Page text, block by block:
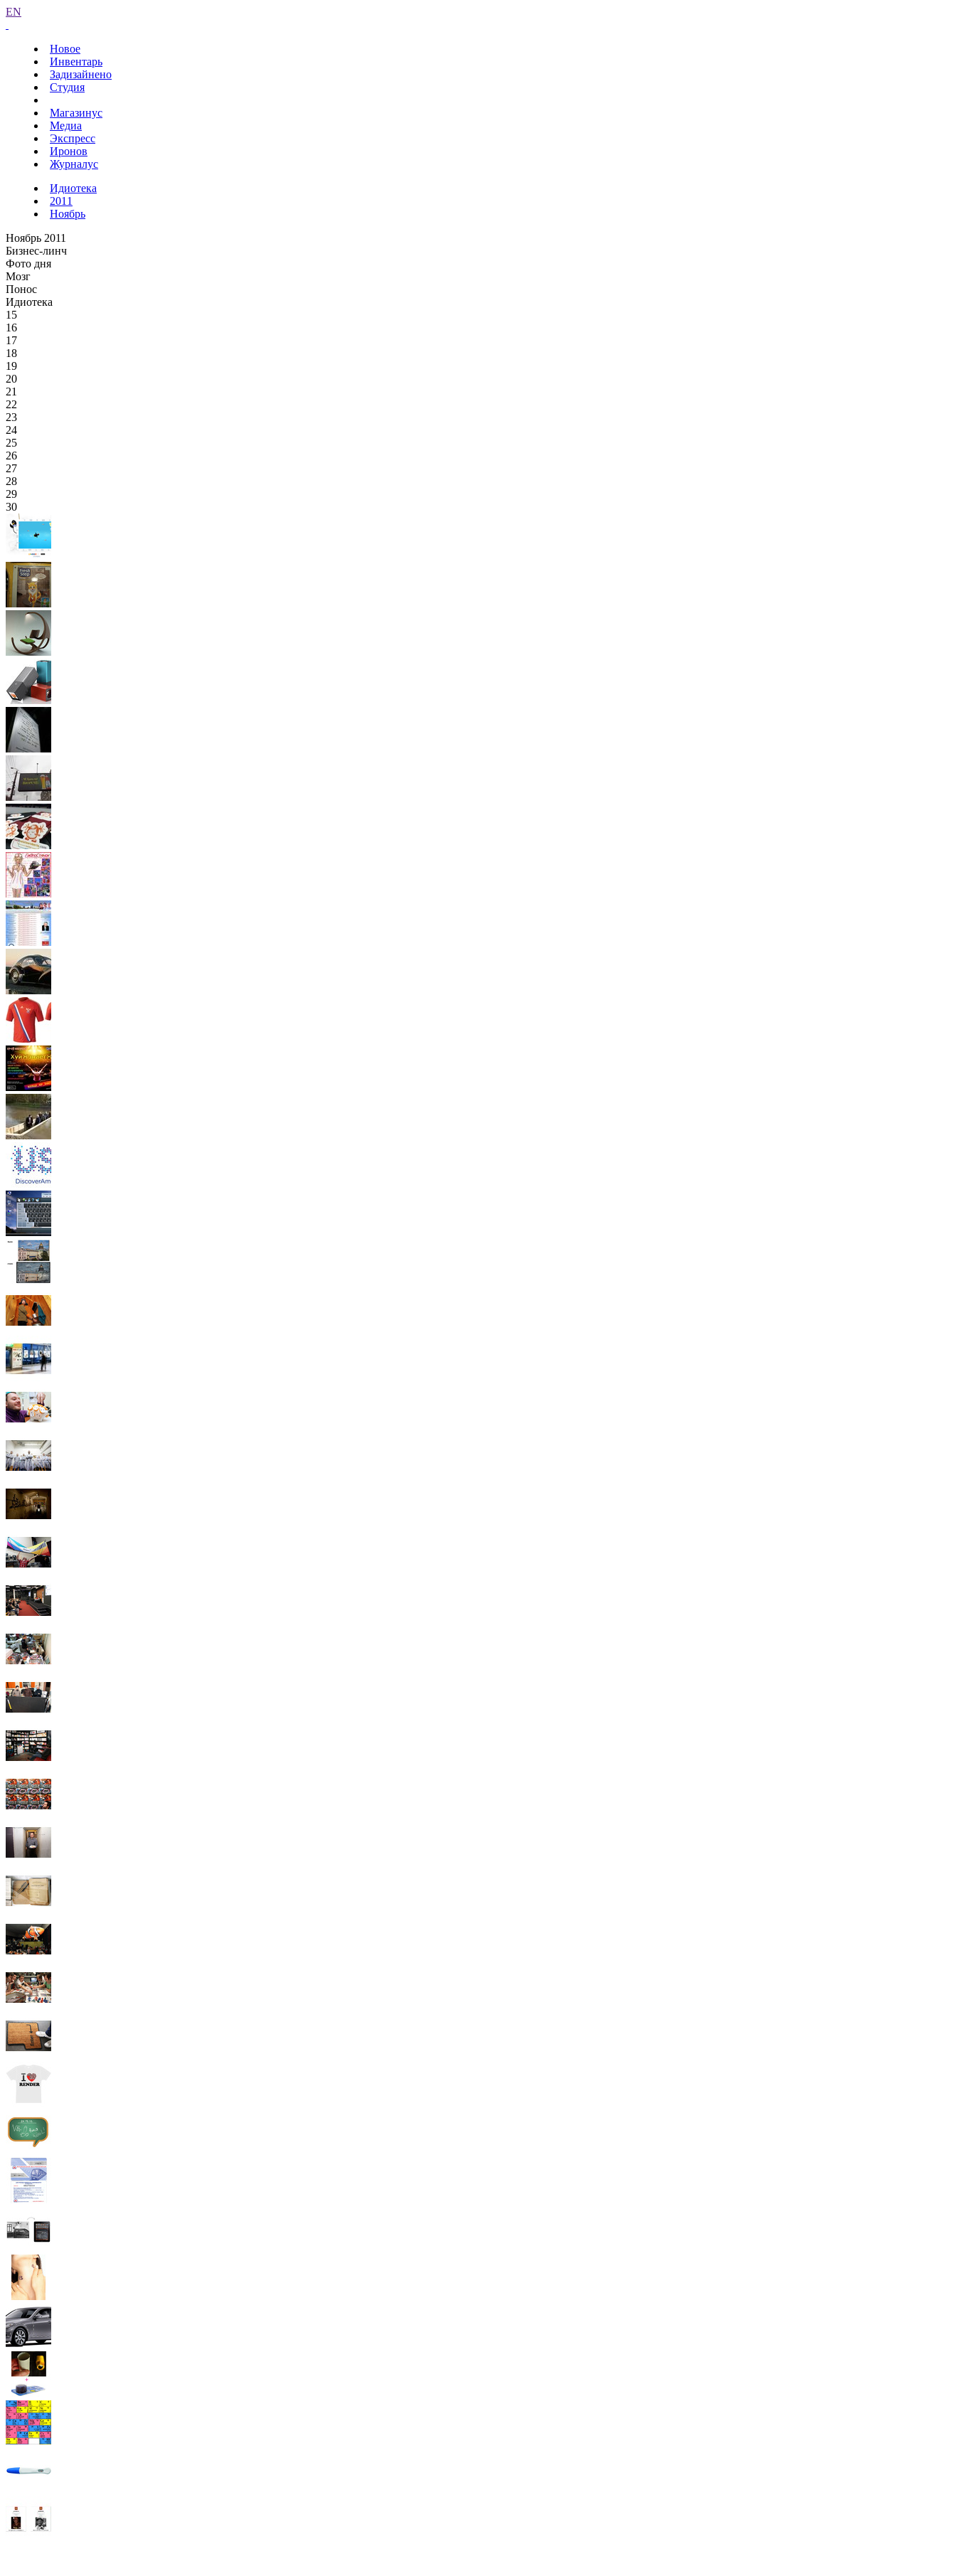
EN
Новое
Инвентарь
Задизайнено
Студия
Магазинус
Медиа
Экспресс
Иронов
Журналус
Идиотека
2011
Ноябрь
Ноябрь 2011
Бизнес-линч
Фото дня
Мозг
Понос
Идиотека
15
16
17
18
19
20
21
22
23
24
25
26
27
28
29
30